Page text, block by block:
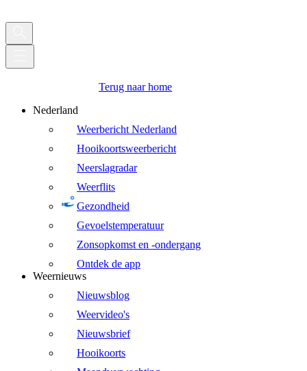
Terug naar home
Nederland
Weerbericht Nederland
Hooikoortsweerbericht
Neerslagradar
Weerflits
Gezondheid
Gevoelstemperatuur
Zonsopkomst en -ondergang
Ontdek de app
Weernieuws
Nieuwsblog
Weervideo's
Nieuwsbrief
Hooikoorts